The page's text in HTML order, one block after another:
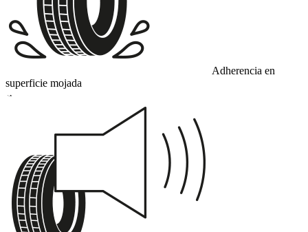
Adherencia en
superficie mojada
A